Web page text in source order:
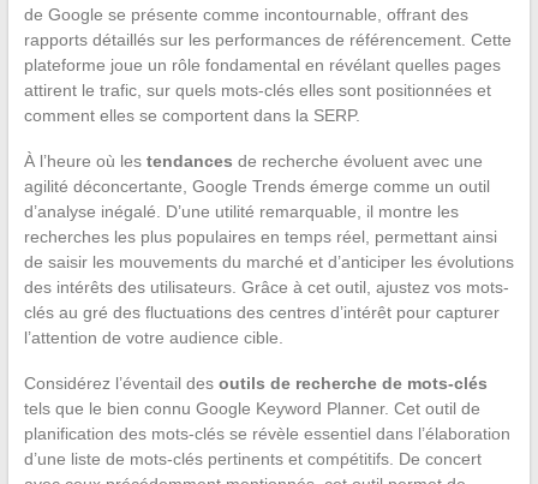
de Google se présente comme incontournable, offrant des
rapports détaillés sur les performances de référencement. Cette
plateforme joue un rôle fondamental en révélant quelles pages
attirent le trafic, sur quels mots-clés elles sont positionnées et
comment elles se comportent dans la SERP.
À l’heure où les tendances de recherche évoluent avec une
agilité déconcertante, Google Trends émerge comme un outil
d’analyse inégalé. D’une utilité remarquable, il montre les
recherches les plus populaires en temps réel, permettant ainsi
de saisir les mouvements du marché et d’anticiper les évolutions
des intérêts des utilisateurs. Grâce à cet outil, ajustez vos mots-
clés au gré des fluctuations des centres d’intérêt pour capturer
l’attention de votre audience cible.
Considérez l’éventail des outils de recherche de mots-clés
tels que le bien connu Google Keyword Planner. Cet outil de
planification des mots-clés se révèle essentiel dans l’élaboration
d’une liste de mots-clés pertinents et compétitifs. De concert